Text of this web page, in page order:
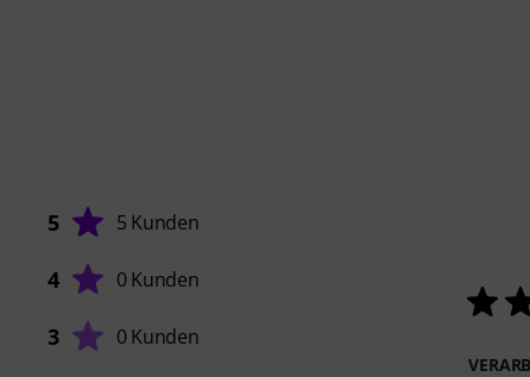
5 5 Kunden
4 0 Kunden
3 0 Kunden